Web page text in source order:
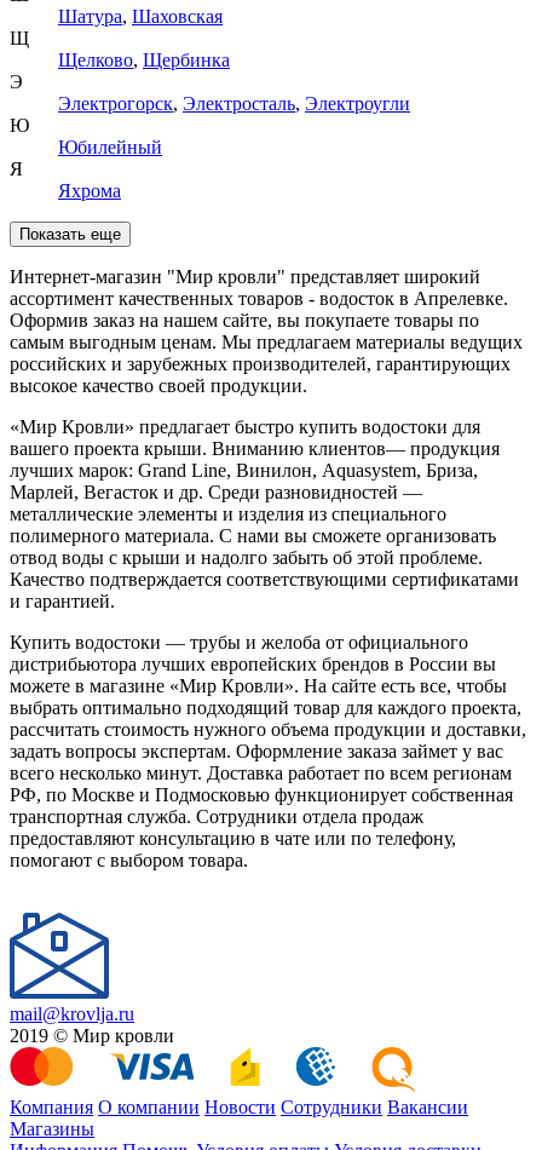
Шатура, Шаховская
Щ
Щелково, Щербинка
Э
Электрогорск, Электросталь, Электроугли
Ю
Юбилейный
Я
Яхрома
Показать еще
Интернет-магазин "Мир кровли" представляет широкий
ассортимент качественных товаров - водосток в Апрелевке.
Оформив заказ на нашем сайте, вы покупаете товары по
самым выгодным ценам. Мы предлагаем материалы ведущих
российских и зарубежных производителей, гарантирующих
высокое качество своей продукции.
«Мир Кровли» предлагает быстро купить водостоки для
вашего проекта крыши. Вниманию клиентов— продукция
лучших марок: Grand Line, Винилон, Aquasystem, Бриза,
Марлей, Вегасток и др. Среди разновидностей —
металлические элементы и изделия из специального
полимерного материала. С нами вы сможете организовать
отвод воды с крыши и надолго забыть об этой проблеме.
Качество подтверждается соответствующими сертификатами
и гарантией.
Купить водостоки — трубы и желоба от официального
дистрибьютора лучших европейских брендов в России вы
можете в магазине «Мир Кровли». На сайте есть все, чтобы
выбрать оптимально подходящий товар для каждого проекта,
рассчитать стоимость нужного объема продукции и доставки,
задать вопросы экспертам. Оформление заказа займет у вас
всего несколько минут. Доставка работает по всем регионам
РФ, по Москве и Подмосковью функционирует собственная
транспортная служба. Сотрудники отдела продаж
предоставляют консультацию в чате или по телефону,
помогают с выбором товара.
mail@krovlja.ru
2019 © Мир кровли
Компания О компании Новости Сотрудники Вакансии
Магазины